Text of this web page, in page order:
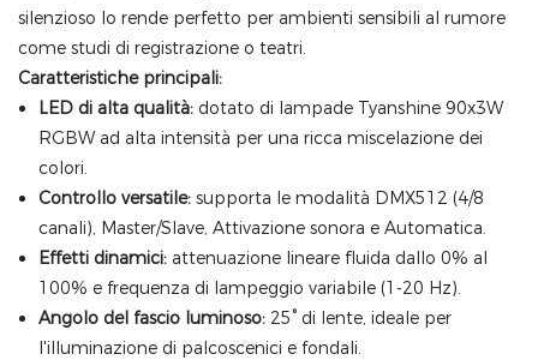
silenzioso lo rende perfetto per ambienti sensibili al rumore
come studi di registrazione o teatri.
Caratteristiche principali:
LED di alta qualità:dotato di lampade Tyanshine 90x3W
RGBW ad alta intensità per una ricca miscelazione dei
colori.
Controllo versatile:supporta le modalità DMX512 (4/8
canali), Master/Slave, Attivazione sonora e Automatica.
Effetti dinamici:attenuazione lineare fluida dallo 0% al
100% e frequenza di lampeggio variabile (1-20 Hz).
Angolo del fascio luminoso:25° di lente, ideale per
l'illuminazione di palcoscenici e fondali.